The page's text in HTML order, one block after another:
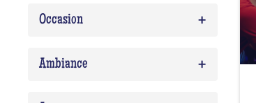
Occasion +
Ambiance +